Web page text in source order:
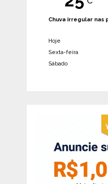
Chuva irregular nas
Hoje
Sexta-feira
Sábado